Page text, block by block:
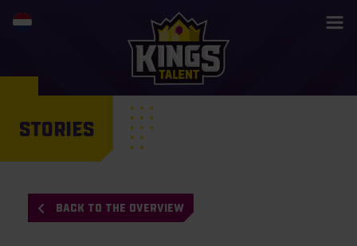
STORIES
BACK TO THE OVERVIEW